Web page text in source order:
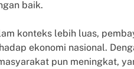
baik.
konteks lebih luas,
ekonomi nasional.
pun meningkat,